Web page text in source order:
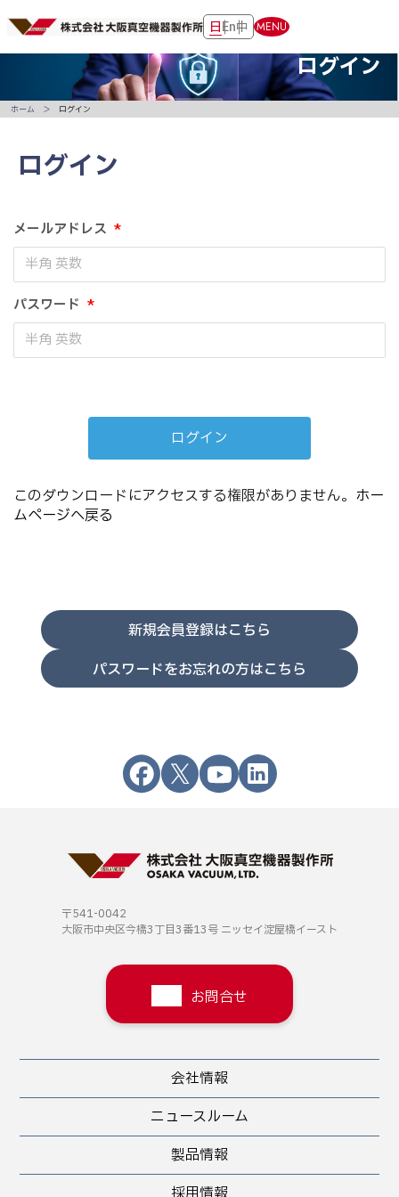
日En中 MENU
ログイン
ログイン
メールアドレス *
パスワード *
このダウンロードにアクセスする権限がありません。 ホー
ムページへ戻る
新規会員登録はこちら
パスワードをお忘れの方はこちら
ホーム ログイン
〒541-0042
大阪市中央区今橋3丁目3番13号 ニッセイ淀屋橋イースト
お問合せ
会社情報
ニュースルーム
製品情報